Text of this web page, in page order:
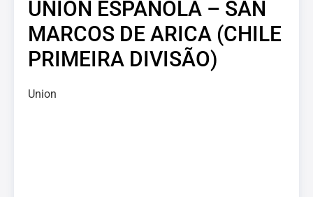
UNION ESPANOLA – SAN
MARCOS DE ARICA (CHILE
PRIMEIRA DIVISÃO)
Union